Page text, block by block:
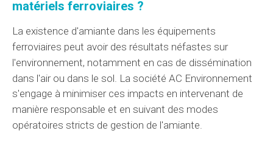
matériels ferroviaires ?
La existence d'amiante dans les équipements
ferroviaires peut avoir des résultats néfastes sur
l'environnement, notamment en cas de dissémination
dans l'air ou dans le sol. La société AC Environnement
s'engage à minimiser ces impacts en intervenant de
manière responsable et en suivant des modes
opératoires stricts de gestion de l'amiante.